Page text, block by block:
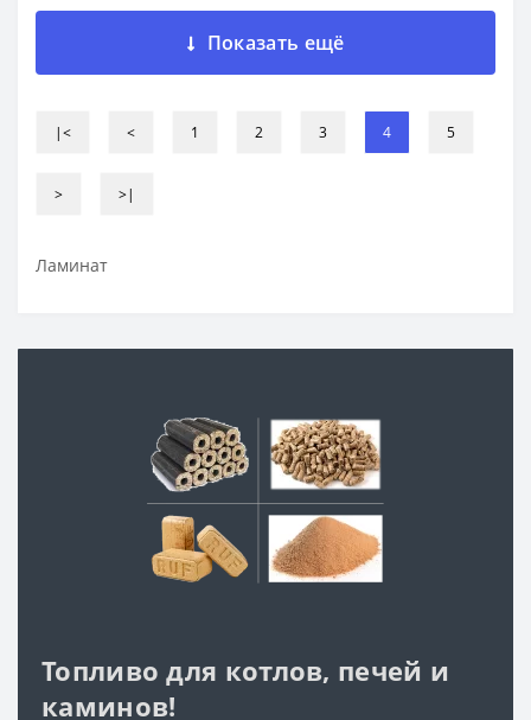
Показать ещё
|< < 1 2 3 4 5
> >|
Ламинат
Топливо для котлов, печей и
каминов!